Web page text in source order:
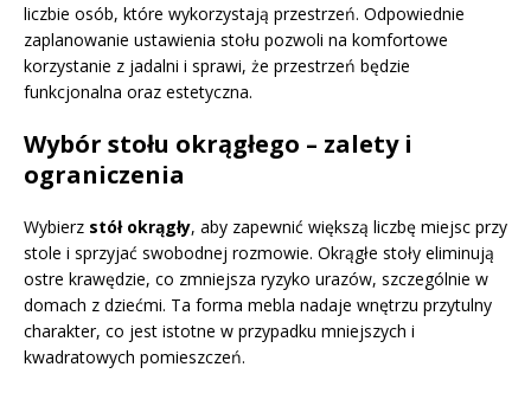
liczbie osób, które wykorzystają przestrzeń. Odpowiednie
zaplanowanie ustawienia stołu pozwoli na komfortowe
korzystanie z jadalni i sprawi, że przestrzeń będzie
funkcjonalna oraz estetyczna.
Wybór stołu okrągłego – zalety i
ograniczenia
Wybierz stół okrągły, aby zapewnić większą liczbę miejsc przy
stole i sprzyjać swobodnej rozmowie. Okrągłe stoły eliminują
ostre krawędzie, co zmniejsza ryzyko urazów, szczególnie w
domach z dziećmi. Ta forma mebla nadaje wnętrzu przytulny
charakter, co jest istotne w przypadku mniejszych i
kwadratowych pomieszczeń.